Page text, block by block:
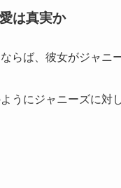
は真実か
らば、彼女がジャニ
うにジャニーズに